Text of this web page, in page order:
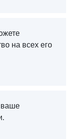
на всех его
ваше